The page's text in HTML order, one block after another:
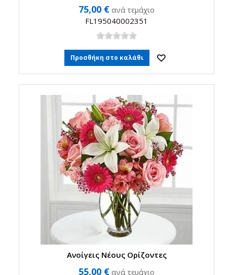
75,00 € ανά τεμάχιο
FL195040002351
Προσθήκη στο καλάθι
Ανοίγεις Νέους Ορίζοντες
55,00 € ανά τεμάχιο